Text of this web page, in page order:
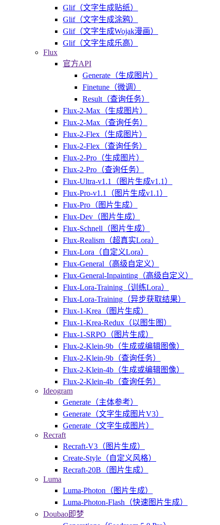
Glif（文字生成贴纸）
Glif（文字生成涂鸦）
Glif（文字生成Wojak漫画）
Glif（文字生成乐高）
Flux
官方API
Generate（生成图片）
Finetune（微调）
Result（查询任务）
Flux-2-Max（生成图片）
Flux-2-Max（查询任务）
Flux-2-Flex（生成图片）
Flux-2-Flex（查询任务）
Flux-2-Pro（生成图片）
Flux-2-Pro（查询任务）
Flux-Ultra-v1.1（图片生成v1.1）
Flux-Pro-v1.1（图片生成v1.1）
Flux-Pro（图片生成）
Flux-Dev（图片生成）
Flux-Schnell（图片生成）
Flux-Realism（超真实Lora）
Flux-Lora（自定义Lora）
Flux-General（高级自定义）
Flux-General-Inpainting（高级自定义）
Flux-Lora-Training（训练Lora）
Flux-Lora-Training（异步获取结果）
Flux-1-Krea（图片生成）
Flux-1-Krea-Redux（以图生图）
Flux-1-SRPO（图片生成）
Flux-2-Klein-9b（生成或编辑图像）
Flux-2-Klein-9b（查询任务）
Flux-2-Klein-4b（生成或编辑图像）
Flux-2-Klein-4b（查询任务）
Ideogram
Generate（主体参考）
Generate（文字生成图片V3）
Generate（文字生成图片）
Recraft
Recraft-V3（图片生成）
Create-Style（自定义风格）
Recraft-20B（图片生成）
Luma
Luma-Photon（图片生成）
Luma-Photon-Flash（快速图片生成）
Doubao即梦